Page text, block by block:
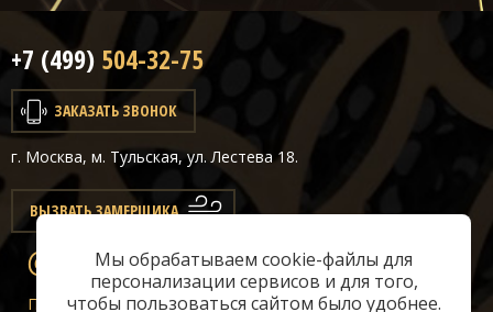
Мы обрабатываем cookie-файлы для
персонализации сервисов и для того,
чтобы пользоваться сайтом было удобнее.
+7 (499) 504-32-75
ЗАКАЗАТЬ ЗВОНОК
г. Москва, м. Тульская, ул. Лестева 18.
ВЫЗВАТЬ ЗАМЕРЩИКА
info@classicair.ru
Пн-Сб:10 — 20